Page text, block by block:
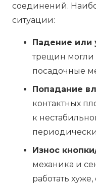
соединений.
ситуации:
Падение или
трещин могли
посадочные
Попадание
контактных
к
Износ
механика и
работать